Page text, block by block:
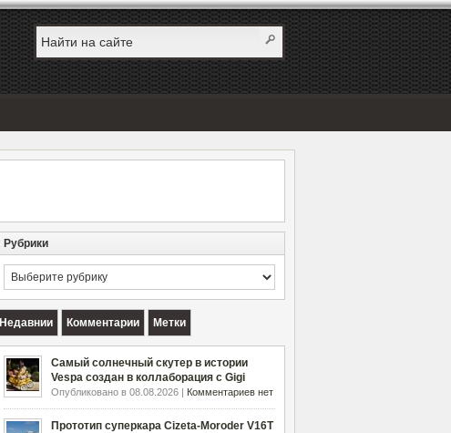
Рубрики
Рубрики
Недавнии Комментарии Метки
Самый солнечный скутер в истории
Vespa создан в коллаборация с Gigi
Опубликовано в 08.08.2026 | Комментариев нет
Прототип суперкара Cizeta-Moroder V16T